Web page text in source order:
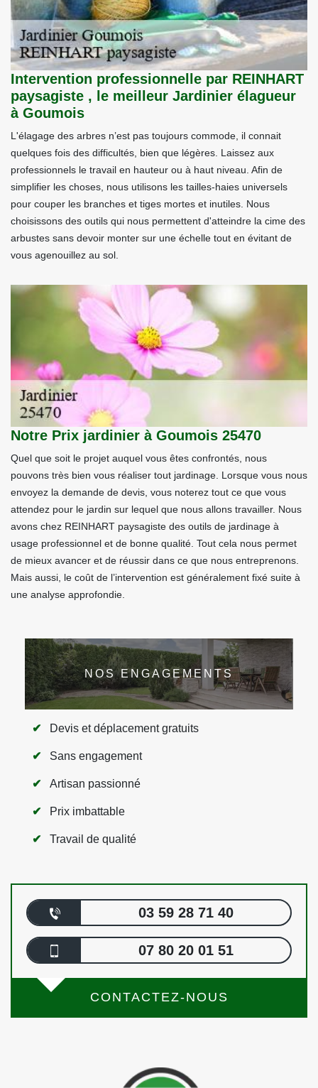
Intervention professionnelle par REINHART
paysagiste , le meilleur Jardinier élagueur
à Goumois
L'élagage des arbres n’est pas toujours commode, il connait
quelques fois des difficultés, bien que légères. Laissez aux
professionnels le travail en hauteur ou à haut niveau. Afin de
simplifier les choses, nous utilisons les tailles-haies universels
pour couper les branches et tiges mortes et inutiles. Nous
choisissons des outils qui nous permettent d'atteindre la cime des
arbustes sans devoir monter sur une échelle tout en évitant de
vous agenouillez au sol.
Notre Prix jardinier à Goumois 25470
Quel que soit le projet auquel vous êtes confrontés, nous
pouvons très bien vous réaliser tout jardinage. Lorsque vous nous
envoyez la demande de devis, vous noterez tout ce que vous
attendez pour le jardin sur lequel que nous allons travailler. Nous
avons chez REINHART paysagiste des outils de jardinage à
usage professionnel et de bonne qualité. Tout cela nous permet
de mieux avancer et de réussir dans ce que nous entreprenons.
Mais aussi, le coût de l’intervention est généralement fixé suite à
une analyse approfondie.
NOS ENGAGEMENTS
Devis et déplacement gratuits
Sans engagement
Artisan passionné
Prix imbattable
Travail de qualité
03 59 28 71 40
07 80 20 01 51
CONTACTEZ-NOUS